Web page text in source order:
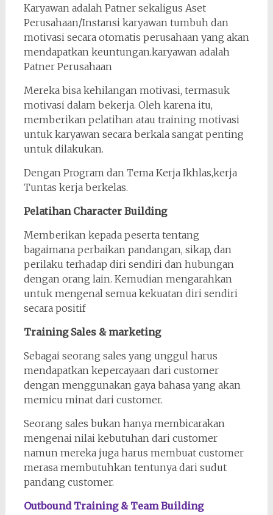
Karyawan adalah Patner sekaligus Aset
Perusahaan/Instansi karyawan tumbuh dan
motivasi secara otomatis perusahaan yang akan
mendapatkan keuntungan.karyawan adalah
Patner Perusahaan
Mereka bisa kehilangan motivasi, termasuk
motivasi dalam bekerja. Oleh karena itu,
memberikan pelatihan atau training motivasi
untuk karyawan secara berkala sangat penting
untuk dilakukan.
Dengan Program dan Tema Kerja Ikhlas,kerja
Tuntas kerja berkelas.
Pelatihan Character Building
Memberikan kepada peserta tentang
bagaimana perbaikan pandangan, sikap, dan
perilaku terhadap diri sendiri dan hubungan
dengan orang lain. Kemudian mengarahkan
untuk mengenal semua kekuatan diri sendiri
secara positif
Training Sales & marketing
Sebagai seorang sales yang unggul harus
mendapatkan kepercayaan dari customer
dengan menggunakan gaya bahasa yang akan
memicu minat dari customer.
Seorang sales bukan hanya membicarakan
mengenai nilai kebutuhan dari customer
namun mereka juga harus membuat customer
merasa membutuhkan tentunya dari sudut
pandang customer.
Outbound Training & Team Building